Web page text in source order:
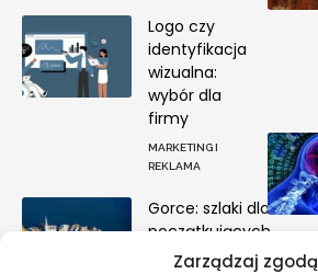
Zarządzaj zgodą
Logo czy
identyfikacja
wizualna:
wybór dla
firmy
MARKETING I
REKLAMA
Gorce: szlaki dla
początkujących
na pierwszy